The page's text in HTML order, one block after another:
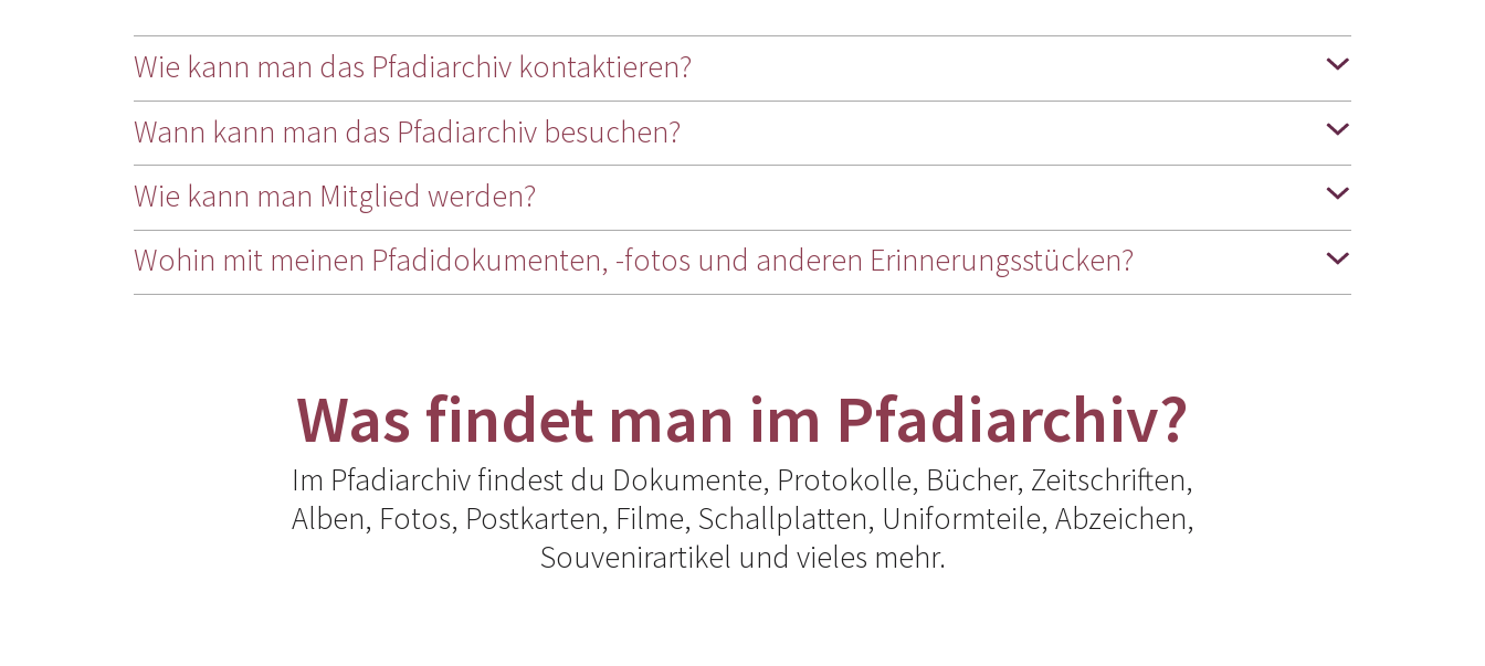
Wie kann man das Pfadiarchiv kontaktieren?
Wann kann man das Pfadiarchiv besuchen?
Wie kann man Mitglied werden?
Wohin mit meinen Pfadidokumenten, -fotos und anderen Erinnerungsstücken?
Was findet man im Pfadiarchiv?
Im Pfadiarchiv findest du Dokumente, Protokolle, Bücher, Zeitschriften,
Alben, Fotos, Postkarten, Filme, Schallplatten, Uniformteile, Abzeichen,
Souvenirartikel und vieles mehr.